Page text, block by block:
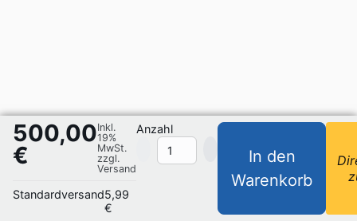
500,00
€
Inkl.
19%
MwSt.
zzgl.
Versand
Standardversand5,99
€
Anzahl
In den
Warenkorb